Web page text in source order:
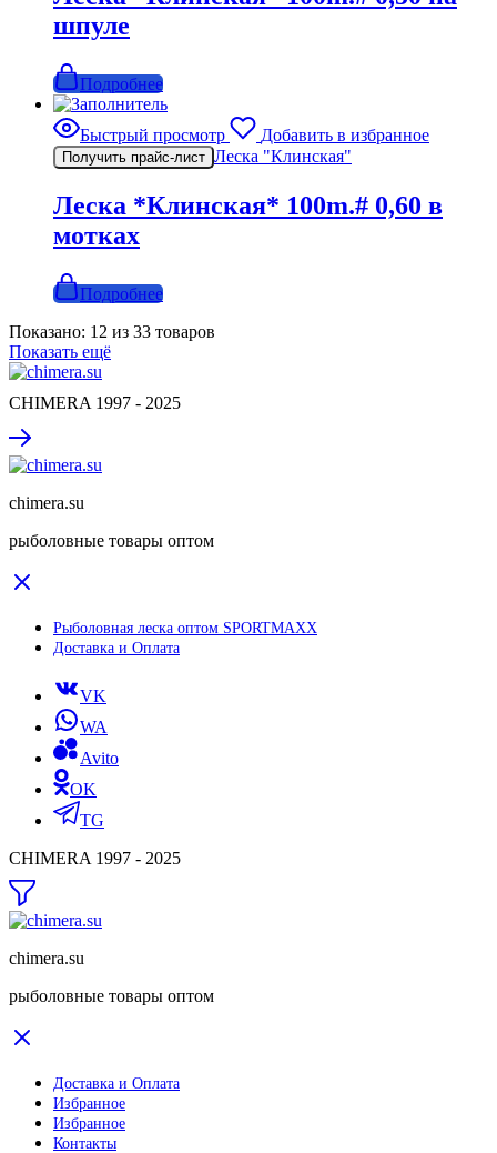
шпуле
Подробнее
Быстрый просмотр Добавить в избранное
Получить прайс-лист Леска "Клинская"
Леска *Клинская* 100m.# 0,60 в
мотках
Подробнее
Показано: 12 из 33 товаров
Показать ещё
CHIMERA 1997 - 2025
chimera.su
рыболовные товары оптом
Рыболовная леска оптом SPORTMAXX
Доставка и Оплата
VK
WA
Avito
OK
TG
CHIMERA 1997 - 2025
chimera.su
рыболовные товары оптом
Доставка и Оплата
Избранное
Избранное
Контакты